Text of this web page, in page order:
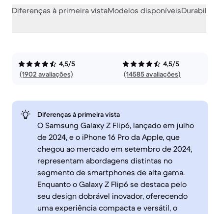
Diferenças à primeira vistaModelos disponíveis
4,5/5
(1902 avaliações)
4,5/5
(14585 avaliações)
Diferenças à primeira vista
O Samsung Galaxy Z Flip6, lançado em julho
de 2024, e o iPhone 16 Pro da Apple, que
chegou ao mercado em setembro de 2024,
representam abordagens distintas no
segmento de smartphones de alta gama.
Enquanto o Galaxy Z Flip6 se destaca pelo
seu design dobrável inovador, oferecendo
uma experiência compacta e versátil, o